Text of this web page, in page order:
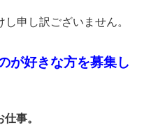
申し訳ございません。
が好きな方を募集し
事。